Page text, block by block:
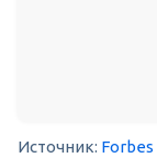
Источник: Forbes